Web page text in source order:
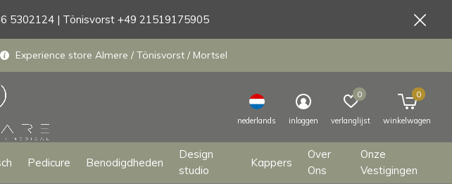
Pedicure Benodigdheden
Design
studio
Kappers
Over
Ons
Onze
Vestigingen
nederlands inloggen verlanglijst
0
winkelwagen
0
Experience store Almere / Tönisvorst / Mortsel
5302124 | Tönisvorst +49 21519175905